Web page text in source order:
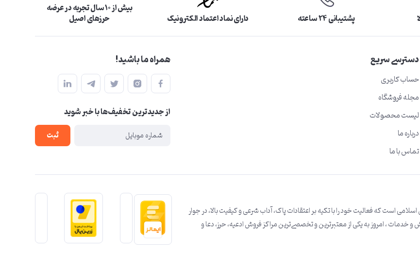
پشتیبانی ۲۴ ساعته دارای نماد اعتماد الکترونیک
بیش از ۱۰ سال تجربه در عرضه
حرزهای اصیل
دسترسی سریع
حساب کاربری
مجله فروشگاه
لیست محصولات
درباره ما
تماس با ما
همراه ما باشید!
از جدید‌ترین تخفیف‌ها با‌ خبر شوید
ثبت
است که فعالیت خود را با تکیه بر اعتقادات پاک، آداب شرعی و کیفیت بالا، در جوار
است.با افتخار بعد از 10 سال تحقیق و پژوهش و خدمات ، امروز به یکی از معتبرترین و تخصصی‌ترین مراکز فروش ادعیه، حرز، دعا و